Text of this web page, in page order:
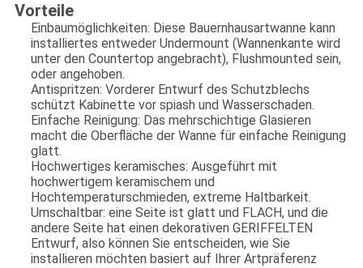
Vorteile
Einbaumöglichkeiten: Diese Bauernhausartwanne kann
installiertes entweder Undermount (Wannenkante wird
unter den Countertop angebracht), Flushmounted sein,
oder angehoben.
Antispritzen: Vorderer Entwurf des Schutzblechs
schützt Kabinette vor spiash und Wasserschaden.
Einfache Reinigung: Das mehrschichtige Glasieren
macht die Oberfläche der Wanne für einfache Reinigung
glatt.
Hochwertiges keramisches: Ausgeführt mit
hochwertigem keramischem und
Hochtemperaturschmieden, extreme Haltbarkeit.
Umschaltbar: eine Seite ist glatt und FLACH, und die
andere Seite hat einen dekorativen GERIFFELTEN
Entwurf, also können Sie entscheiden, wie Sie
installieren möchten basiert auf Ihrer Artpräferenz